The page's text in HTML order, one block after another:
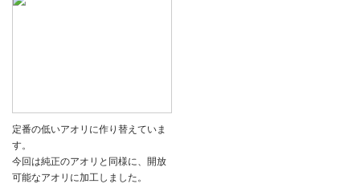
定番の低いアオリに作り替えていま
す。
今回は純正のアオリと同様に、開放
可能なアオリに加工しました。